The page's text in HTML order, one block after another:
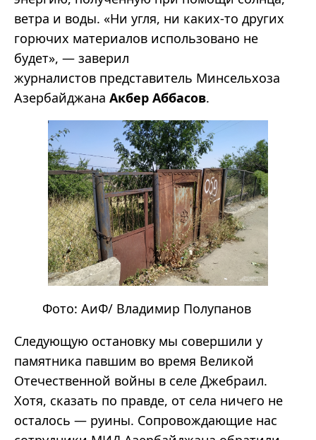
ветра и воды. «Ни угля, ни каких-то других
горючих материалов использовано не
будет», — заверил
журналистов представитель Минсельхоза
Азербайджана Акбер Аббасов.
Фото: АиФ/ Владимир Полупанов
Следующую остановку мы совершили у
памятника павшим во время Великой
Отечественной войны в селе Джебраил.
Хотя, сказать по правде, от села ничего не
осталось — руины. Сопровождающие нас